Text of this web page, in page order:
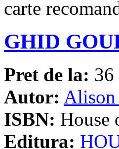
GHID
Pret de la: 36
Autor:
ISBN: House
Editura: